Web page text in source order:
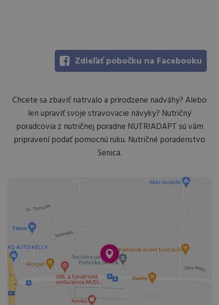
Zdieľať pobočku na Facebooku
Chcete sa zbaviť natrvalo a prirodzene nadváhy? Alebo
len upraviť svoje stravovacie návyky? Nutričný
poradcovia z nutričnej poradne NUTRIADAPT sú vám
pripravení podať pomocnú ruku. Nutričné poradenstvo
Senica.